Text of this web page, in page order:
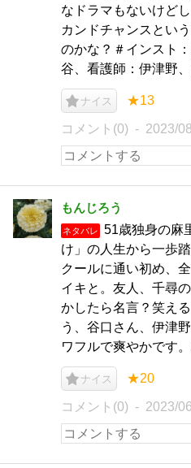
なドラマもないけど
カンドチャンスとい
のかな？＃インスト
谷、看護師：伊津野
ナイス ★13
コメント(0) 2023/
もんじろう
ネタバレ
51歳独身の麻
け」の人生から一歩
クールに通い初め、
イキと。友人、千尋
かしたら名言？笑え
う、谷口さん、伊津
ワフルで爽やかです
ナイス ★20
コメント(0) 2023/